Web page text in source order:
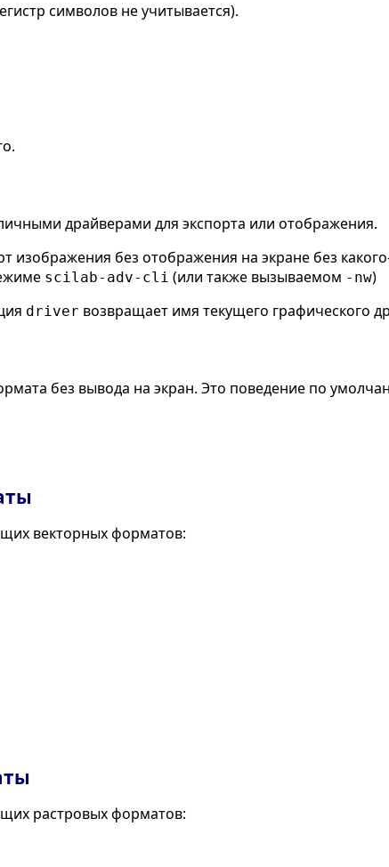
символов не учитывается).
драйверами для экспорта или отображения.
изображения без отображения на экране без
scilab-adv-cli (или также вызываемом -nw)
driver возвращает имя текущего графического
без вывода на экран. Это поведение по
векторных форматов:
растровых форматов: